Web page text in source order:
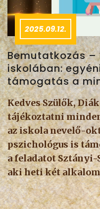
2025.09.12.
Bemutatkozás –
iskolában:
támogatás a
Kedves Szülők,
tájékoztatni
az iskola nevelő-
pszichológus is
a feladatot Sztányi-
aki heti két